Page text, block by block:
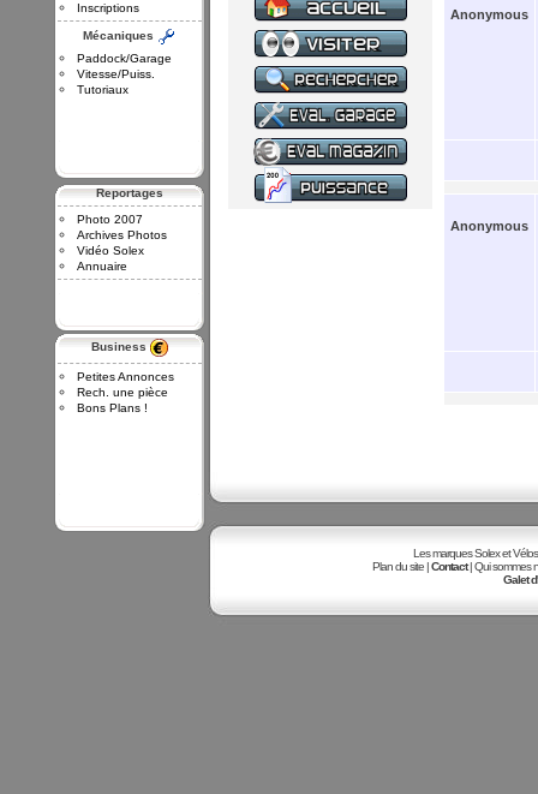
Inscriptions
Mécaniques
Paddock/Garage
Vitesse/Puiss.
Tutoriaux
Reportages
Photo 2007
Archives Photos
Vidéo Solex
Annuaire
Business
Petites Annonces
Rech. une pièce
Bons Plans !
Anonymous
Anonymous
Les marques Solex et
Plan du site |Contact| Qui sommes
Galet